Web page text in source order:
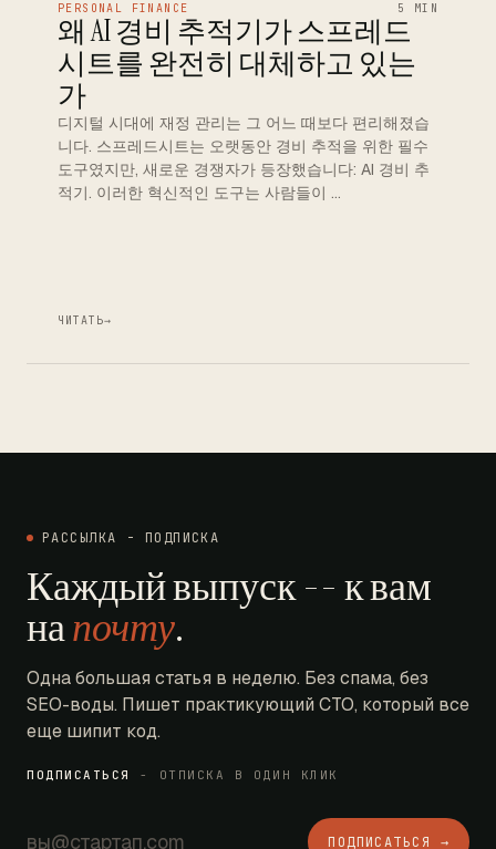
PERSONAL FINANCE 5 MIN
왜 AI 경비 추적기가 스프레드
시트를 완전히 대체하고 있는
가
디지털 시대에 재정 관리는 그 어느 때보다 편리해졌습
니다. 스프레드시트는 오랫동안 경비 추적을 위한 필수
도구였지만, 새로운 경쟁자가 등장했습니다: AI 경비 추
적기. 이러한 혁신적인 도구는 사람들이 …
ЧИТАТЬ→
РАССЫЛКА - ПОДПИСКА
Каждый выпуск -- к вам
напочту.
Одна большая статья в неделю. Без спама, без
SEO-воды. Пишет практикующий CTO, который все
еще шипит код.
ПОДПИСАТЬСЯ - ОТПИСКА В ОДИН КЛИК
ПОДПИСАТЬСЯ →